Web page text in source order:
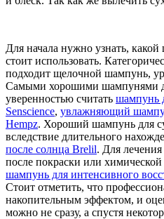
Для начала нужно узнать,
стоит использовать.
подходит щелочной шампунь,
Самыми хорошими шампунями
уверенностью считать шампунь
Senscience, увлажняющий
Hempz. Хороший шампунь для
вследствие длительного
после солнца Brelil. Для
после покраски или
шампунь для интенсивного
Стоит отметить, что
накопительным эффектом, и
можно не сразу, а спустя